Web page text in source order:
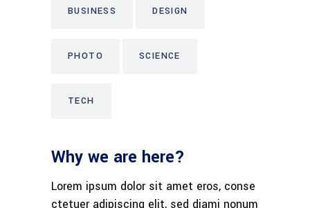
BUSINESS DESIGN
PHOTO SCIENCE
TECH
Why we are here?
Lorem ipsum dolor sit amet eros, conse
ctetuer adipiscing elit, sed diami nonum